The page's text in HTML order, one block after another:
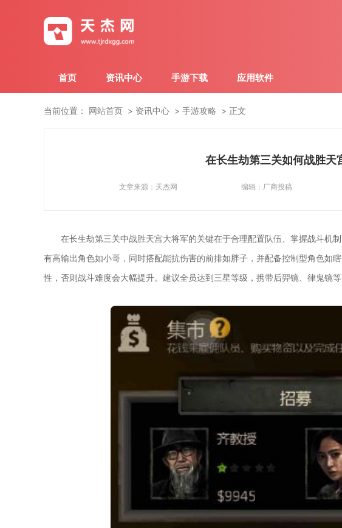
首页 资讯中心 手游下载 应用软件
当前位置： 网站首页 资讯中心 手游攻略 正文
在长生劫第三关如何战胜天
文章来源： 天杰网 编辑： 厂商投稿
在长生劫第三关中战胜天宫大将军的关键在于合理配置队伍、掌握战斗机
有高输出角色如小哥，同时搭配能抗伤害的前排如胖子，并配备控制型角色如
性，否则战斗难度会大幅提升。建议全员达到三星等级，携带后羿镜、律鬼镜